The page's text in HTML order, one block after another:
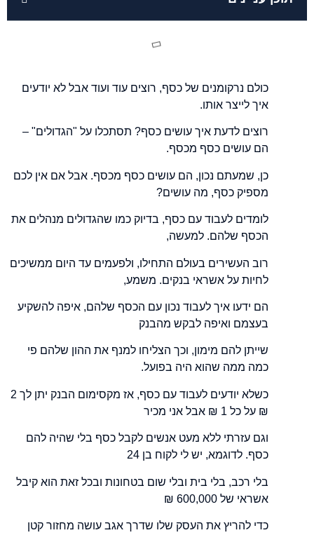
כולם נרקומנים של כסף, רוצים עוד ועוד אבל לא יודעים
איך לייצר אותו.
רוצים לדעת איך עושים כסף? תסתכלו על "הגדולים" –
הם עושים כסף מכסף.
כן, שמעתם נכון, הם עושים כסף מכסף. אבל אם אין לכם
מספיק כסף, מה עושים?
לומדים לעבוד עם כסף, בדיוק כמו שהגדולים מנהלים את
הכסף שלהם. למעשה,
רוב העשירים בעולם התחילו, ולפעמים עד היום ממשיכים
לחיות על אשראי בנקים. משמע,
הם ידעו איך לעבוד נכון עם הכסף שלהם, איפה להשקיע
בעצמם ואיפה לבקש מהבנק
שייתן להם מימון, וכך הצליחו למנף את ההון שלהם פי
כמה ממה שהוא היה בפועל.
כשלא יודעים לעבוד עם כסף, אז מקסימום הבנק יתן לך 2
₪ על כל 1 ₪ אבל אני מכיר
וגם עזרתי ללא מעט אנשים לקבל כסף בלי שהיה להם
כסף. לדוגמא, יש לי לקוח בן 24
בלי רכב, בלי בית ובלי שום בטחונות ובכל זאת הוא קיבל
אשראי של 600,000 ₪
כדי להריץ את העסק שלו שדרך אגב עושה מחזור קטן